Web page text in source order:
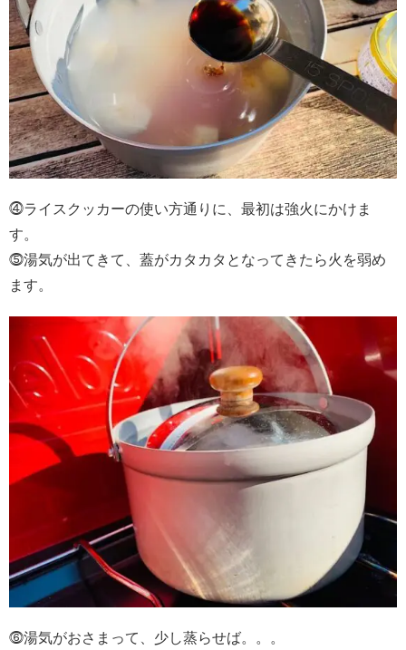
⓸ライスクッカーの使い方通りに、最初は強火にかけま
す。
⓹湯気が出てきて、蓋がカタカタとなってきたら火を弱め
ます。
⓺湯気がおさまって、少し蒸らせば。。。